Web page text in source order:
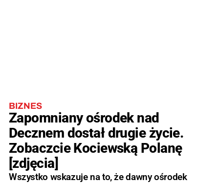
BIZNES
Zapomniany ośrodek nad
Decznem dostał drugie życie.
Zobaczcie Kociewską Polanę
[zdjęcia]
Wszystko wskazuje na to, że dawny ośrodek